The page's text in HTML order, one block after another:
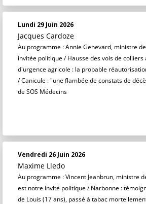
Lundi 29 Juin 2026
Jacques Cardoze
Au programme : Annie Genevard, ministre
invitée politique / Hausse des vols de colliers
d'urgence agricole : la probable
/ Canicule : "une flambée de constats de
de SOS Médecins
Vendredi 26 Juin 2026
Maxime Lledo
Au programme : Vincent Jeanbrun, ministre
est notre invité politique / Narbonne :
de Louis (17 ans), passé à tabac